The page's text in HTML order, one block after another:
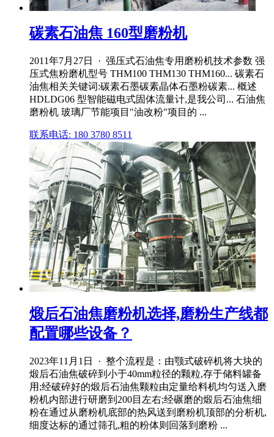
碳素石油焦 160型磨粉机
2011年7月27日 · 强压式石油焦专用磨粉机技术参数 强
压式焦粉磨机型号 THM100 THM130 THM160... 碳素石
油焦相关关键词:碳素石墨碳素晶体石墨粉碳素... 概述
HDLDG06 型智能磁电式固体流量计,是我公司... 石油焦
磨粉机 玻璃厂节能项目"油改粉"项目的 ...
联系电话: 180 3780 8511
煅后石油焦磨粉机选择,磨粉生产线都
配置哪些设备？
2023年11月1日 · 整个流程是：由颚式破碎机将大块的
煅后石油焦破碎到小于40mm粒径的颗粒,存于储料罐备
用;经破碎好的煅后石油焦颗粒由定量给料机均匀送入磨
粉机内部进行研磨到200目左右;经碾磨的煅后石油焦细
粉在通过从磨粉机底部的热风送到磨粉机顶部的分析机,
细度达标的通过筛孔,粗的粉体则回落到磨粉 ...